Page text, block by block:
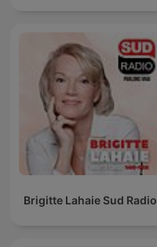
Brigitte Lahaie Sud Radio